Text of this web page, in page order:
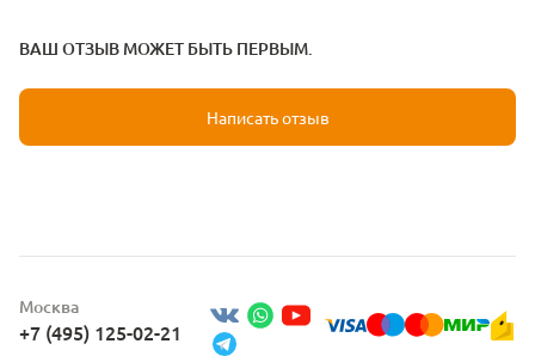
ВАШ ОТЗЫВ МОЖЕТ БЫТЬ ПЕРВЫМ.
Написать отзыв
Москва
+7 (495) 125-02-21